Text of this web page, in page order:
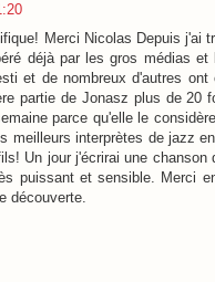
Merci Nicolas Depuis j'ai
déjà par les gros médias
et de nombreux d'autres
partie de Jonasz plus de 20
parce qu'elle le
meilleurs interprètes de jazz
Un jour j'écrirai une
puissant et sensible. Merci
découverte.